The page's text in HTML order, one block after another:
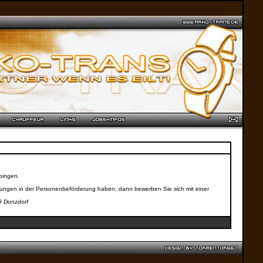
in der Personenbeförderung haben, dann bewerben Sie sich mit einer
Donzdorf